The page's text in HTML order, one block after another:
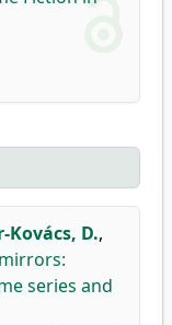
Kovács, D.,
series and